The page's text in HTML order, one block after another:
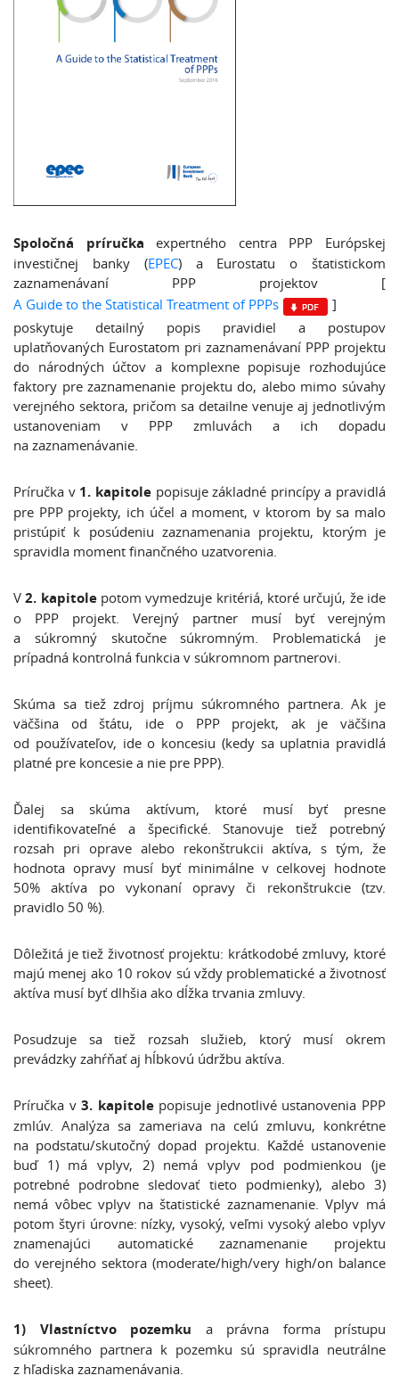
Spoločná príručka expertného centra PPP Európskej
investičnej banky (EPEC) a Eurostatu o štatistickom
zaznamenávaní PPP projektov [
A Guide to the Statistical Treatment of PPPs
]
poskytuje detailný popis pravidiel a postupov
uplatňovaných Eurostatom pri zaznamenávaní PPP projektu
do národných účtov a komplexne popisuje rozhodujúce
faktory pre zaznamenanie projektu do, alebo mimo súvahy
verejného sektora, pričom sa detailne venuje aj jednotlivým
ustanoveniam v PPP zmluvách a ich dopadu
na zaznamenávanie.
Príručka v 1. kapitole popisuje základné princípy a pravidlá
pre PPP projekty, ich účel a moment, v ktorom by sa malo
pristúpiť k posúdeniu zaznamenania projektu, ktorým je
spravidla moment finančného uzatvorenia.
V2. kapitolepotom vymedzuje kritériá, ktoré určujú, že ide
o PPP projekt. Verejný partner musí byť verejným
a súkromný skutočne súkromným. Problematická je
prípadná kontrolná funkcia v súkromnom partnerovi.
Skúma sa tiež zdroj príjmu súkromného partnera. Ak je
väčšina od štátu, ide o PPP projekt, ak je väčšina
od používateľov, ide o koncesiu (kedy sa uplatnia pravidlá
platné pre koncesie a nie pre PPP).
Ďalej sa skúma aktívum, ktoré musí byť presne
identifikovateľné a špecifické. Stanovuje tiež potrebný
rozsah pri oprave alebo rekonštrukcii aktíva, s tým, že
hodnota opravy musí byť minimálne v celkovej hodnote
50% aktíva po vykonaní opravy či rekonštrukcie (tzv.
pravidlo 50 %).
Dôležitá je tiež životnosť projektu: krátkodobé zmluvy, ktoré
majú menej ako 10 rokov sú vždy problematické a životnosť
aktíva musí byť dlhšia ako dĺžka trvania zmluvy.
Posudzuje sa tiež rozsah služieb, ktorý musí okrem
prevádzky zahŕňať aj hĺbkovú údržbu aktíva.
Príručka v3. kapitolepopisuje jednotlivé ustanovenia PPP
zmlúv. Analýza sa zameriava na celú zmluvu, konkrétne
na podstatu/skutočný dopad projektu. Každé ustanovenie
buď 1) má vplyv, 2) nemá vplyv pod podmienkou (je
potrebné podrobne sledovať tieto podmienky), alebo 3)
nemá vôbec vplyv na štatistické zaznamenanie. Vplyv má
potom štyri úrovne: nízky, vysoký, veľmi vysoký alebo vplyv
znamenajúci automatické zaznamenanie projektu
do verejného sektora (moderate/high/very high/on balance
sheet).
1) Vlastníctvo pozemku a právna forma prístupu
súkromného partnera k pozemku sú spravidla neutrálne
z hľadiska zaznamenávania.